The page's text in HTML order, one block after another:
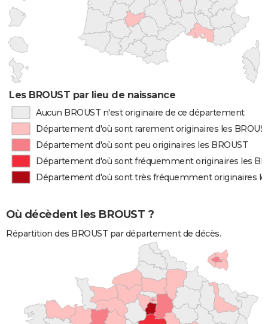
Les BROUST par lieu de naissance
Aucun BROUST n'est originaire de ce département
Département d'où sont rarement originaires les
Département d'où sont peu originaires les BROUST
Département d'où sont fréquemment originaires les
Département d'où sont très fréquemment originaires
Où décèdent les BROUST ?
Répartition des BROUST par département de décès.